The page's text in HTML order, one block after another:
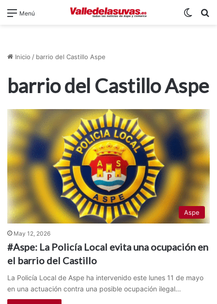
Menú
Inicio / barrio del Castillo Aspe
barrio del Castillo Aspe
Aspe
May 12, 2026
#Aspe: La Policía Local evita una ocupación en
el barrio del Castillo
La Policía Local de Aspe ha intervenido este lunes 11 de mayo
en una actuación contra una posible ocupación ilegal…